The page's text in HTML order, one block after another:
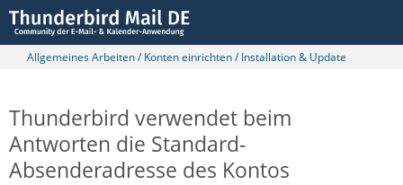
Allgemeines Arbeiten / Konten einrichten / Installation & Update
Thunderbird verwendet beim
Antworten die Standard-
Absenderadresse des Kontos